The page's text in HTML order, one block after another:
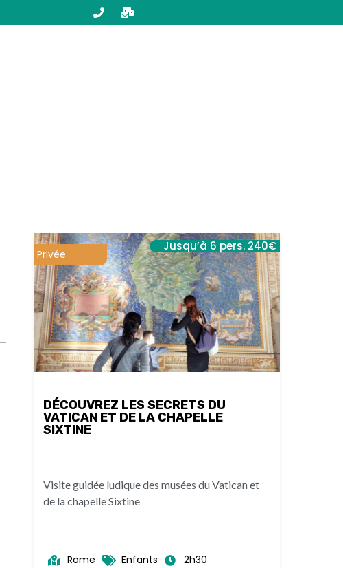
Jusqu’à 6 pers. 240€
Privée
DÉCOUVREZ LES SECRETS DU
VATICAN ET DE LA CHAPELLE
SIXTINE
Visite guidée ludique des musées du Vatican et
de la chapelle Sixtine
Rome Enfants 2h30